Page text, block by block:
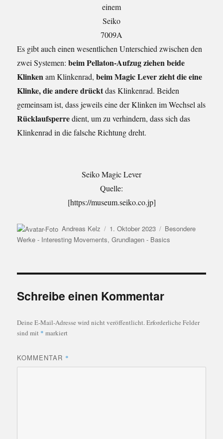
einem
Seiko
7009A
Es gibt auch einen wesentlichen Unterschied zwischen den
zwei Systemen:beim Pellaton-Aufzug ziehen beide
Klinken am Klinkenrad,beim Magic Lever zieht die eine
Klinke, die andere drücktdas Klinkenrad. Beiden
gemeinsam ist, dass jeweils eine der Klinken im Wechsel als
Rücklaufsperredient, um zu verhindern, dass sich das
Klinkenrad in die falsche Richtung dreht.
Seiko Magic Lever
Quelle:
[https://museum.seiko.co.jp]
Autor
Andreas Kelz
Veröffentlicht
am
1. Oktober 2023 Kategorien
Besondere
Werke - Interesting Movements,Grundlagen - Basics
Schreibe einen Kommentar
Deine E-Mail-Adresse wird nicht veröffentlicht. Erforderliche Felder
sind mit * markiert
KOMMENTAR *